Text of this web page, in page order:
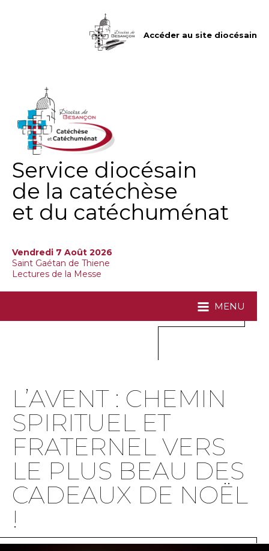
Accéder au site diocésain
Service diocésain
de la catéchèse
et du catéchuménat
Vendredi 7 Août 2026
Saint Gaétan de Thiene
Lectures de la Messe
MENU
L’AVENT : CHEMIN
SPIRITUEL ET
FRATERNEL VERS
LE PLUS BEAU DES
CADEAUX DE NOËL
!